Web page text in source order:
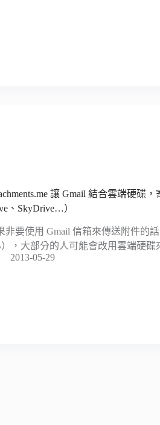
讓 Gmail 結合雲端硬碟
、SkyDrive…）
非要使用 Gmail 信箱來傳送附件的
，大部分的人可能會改用雲端硬
2013-05-29